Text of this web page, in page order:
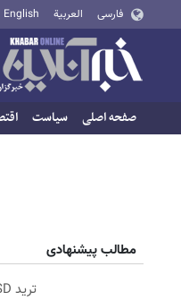
فارسی العربية English
صفحه اصلی سیاست
مطالب پیشنهادی
ترید EURUSD با اسپرد از صفر پیپ